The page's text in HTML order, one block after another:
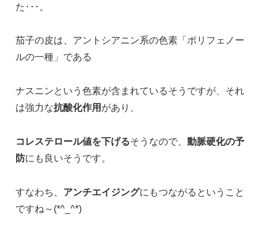
た･･･。
茄子の皮は、アントシアニン系の色素「ポリフェノー
ルの一種」である
ナスニンという色素が含まれているそうですが、それ
は強力な抗酸化作用 があり、
コレステロール値を下げるそうなので、動脈硬化の予
防にも良いそうです。
すなわち、 アンチエイジングにもつながるということ
ですね～(*^_^*)